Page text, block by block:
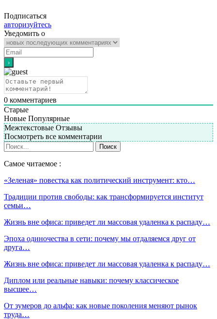
Подписаться
авторизуйтесь
Уведомить о
0 комментариев
Старые
Новые Популярные
Межтекстовые Отзывы
Посмотреть все комментарии
Самое читаемое :
«Зеленая» повестка как политический инструмент: кто…
Традиции против свободы: как трансформируется институт
семьи…
Жизнь вне офиса: приведет ли массовая удаленка к распаду…
Эпоха одиночества в сети: почему мы отдаляемся друг от
друга…
Жизнь вне офиса: приведет ли массовая удаленка к распаду…
Диплом или реальные навыки: почему классическое
высшее…
От зумеров до альфа: как новые поколения меняют рынок
труда…